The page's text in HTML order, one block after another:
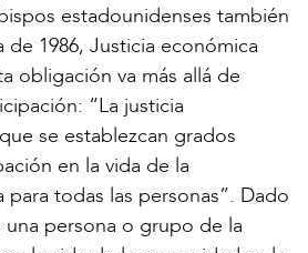
estadounidenses también
de 1986, Justicia económica
obligación va más allá de
“La justicia
se establezcan grados
en la vida de la
para todas las personas”. Dado
persona o grupo de la